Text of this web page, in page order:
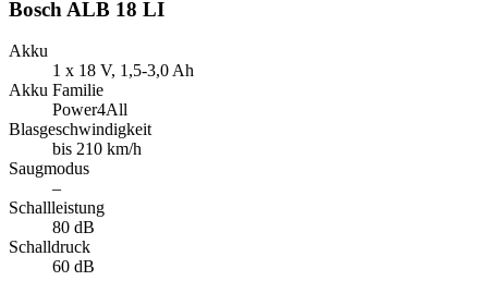
Bosch ALB 18 LI
Akku
1 x 18 V, 1,5-3,0 Ah
Akku Familie
Power4All
Blasgeschwindigkeit
bis 210 km/h
Saugmodus
–
Schallleistung
80 dB
Schalldruck
60 dB